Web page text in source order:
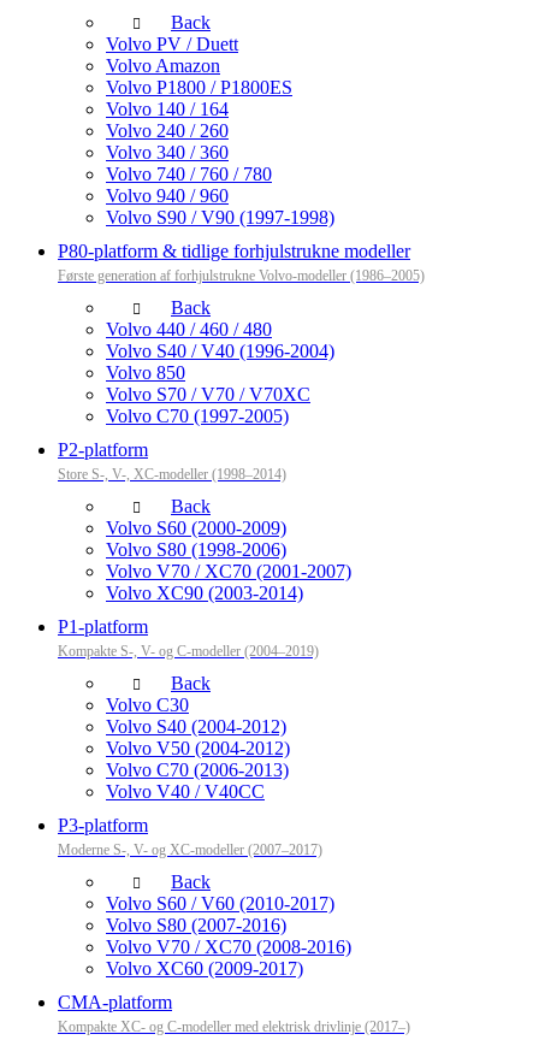
Back
Volvo PV / Duett
Volvo Amazon
Volvo P1800 / P1800ES
Volvo 140 / 164
Volvo 240 / 260
Volvo 340 / 360
Volvo 740 / 760 / 780
Volvo 940 / 960
Volvo S90 / V90 (1997-1998)
P80-platform & tidlige forhjulstrukne modeller
Første generation af forhjulstrukne Volvo-modeller (1986–2005)
Back
Volvo 440 / 460 / 480
Volvo S40 / V40 (1996-2004)
Volvo 850
Volvo S70 / V70 / V70XC
Volvo C70 (1997-2005)
P2-platform
Store S-, V-, XC-modeller (1998–2014)
Back
Volvo S60 (2000-2009)
Volvo S80 (1998-2006)
Volvo V70 / XC70 (2001-2007)
Volvo XC90 (2003-2014)
P1-platform
Kompakte S-, V- og C-modeller (2004–2019)
Back
Volvo C30
Volvo S40 (2004-2012)
Volvo V50 (2004-2012)
Volvo C70 (2006-2013)
Volvo V40 / V40CC
P3-platform
Moderne S-, V- og XC-modeller (2007–2017)
Back
Volvo S60 / V60 (2010-2017)
Volvo S80 (2007-2016)
Volvo V70 / XC70 (2008-2016)
Volvo XC60 (2009-2017)
CMA-platform
Kompakte XC- og C-modeller med elektrisk drivlinje (2017–)